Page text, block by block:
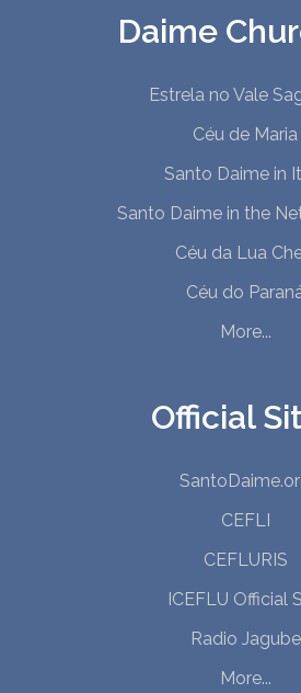
Daime
Estrela no Vale
Céu de Maria
Santo Daime in
Santo Daime in the
Céu da Lua
Céu do
More...
Official
CEFLI
CEFLURIS
ICEFLU Official
Radio Jagube
More...